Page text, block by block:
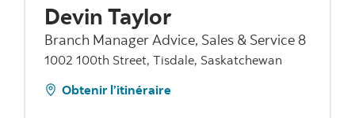
Devin Taylor
Branch Manager Advice, Sales & Service 8
1002 100th Street, Tisdale, Saskatchewan
Obtenir l’itinéraire